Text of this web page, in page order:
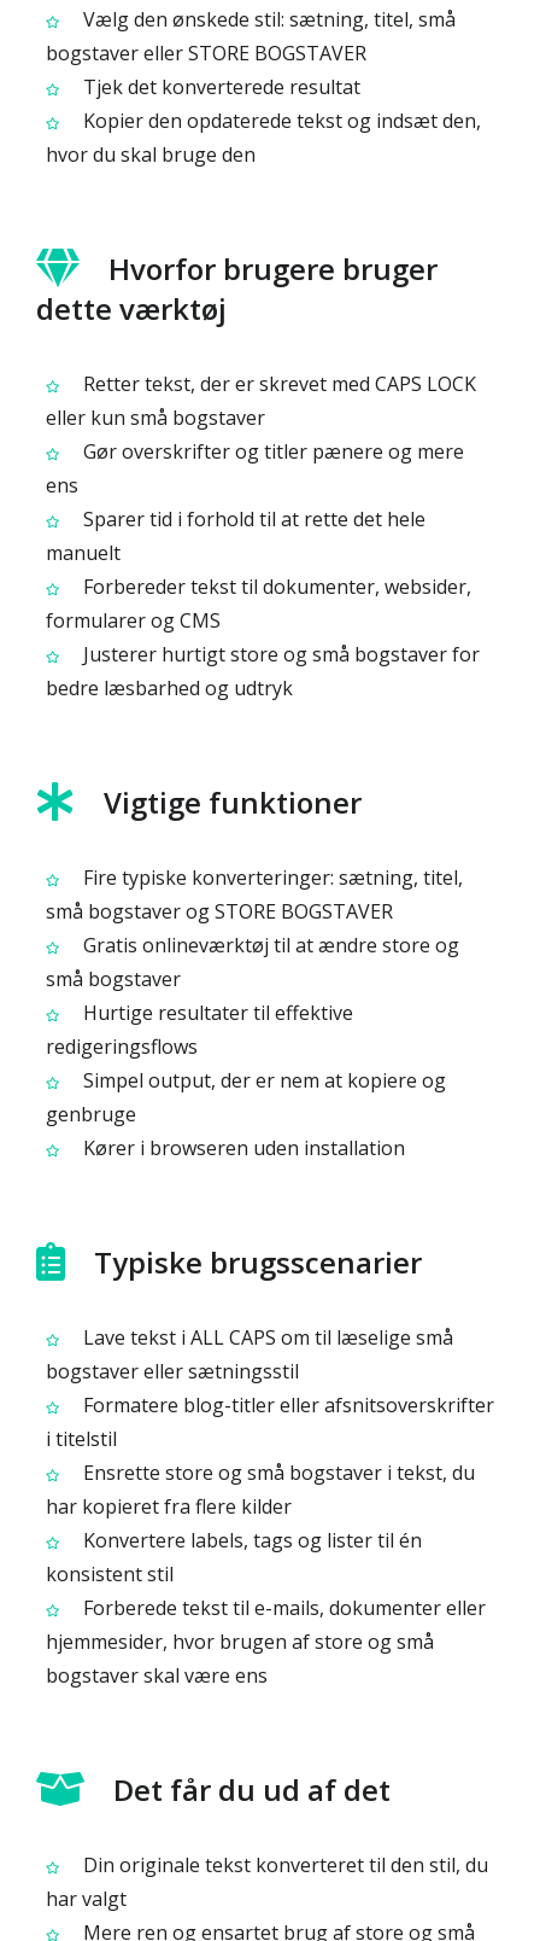
Vælg den ønskede stil: sætning, titel, små
bogstaver eller STORE BOGSTAVER
Tjek det konverterede resultat
Kopier den opdaterede tekst og indsæt den,
hvor du skal bruge den
Hvorfor brugere bruger
dette værktøj
Retter tekst, der er skrevet med CAPS LOCK
eller kun små bogstaver
Gør overskrifter og titler pænere og mere
ens
Sparer tid i forhold til at rette det hele
manuelt
Forbereder tekst til dokumenter, websider,
formularer og CMS
Justerer hurtigt store og små bogstaver for
bedre læsbarhed og udtryk
Vigtige funktioner
Fire typiske konverteringer: sætning, titel,
små bogstaver og STORE BOGSTAVER
Gratis onlineværktøj til at ændre store og
små bogstaver
Hurtige resultater til effektive
redigeringsflows
Simpel output, der er nem at kopiere og
genbruge
Kører i browseren uden installation
Typiske brugsscenarier
Lave tekst i ALL CAPS om til læselige små
bogstaver eller sætningsstil
Formatere blog-titler eller afsnitsoverskrifter
i titelstil
Ensrette store og små bogstaver i tekst, du
har kopieret fra flere kilder
Konvertere labels, tags og lister til én
konsistent stil
Forberede tekst til e-mails, dokumenter eller
hjemmesider, hvor brugen af store og små
bogstaver skal være ens
Det får du ud af det
Din originale tekst konverteret til den stil, du
har valgt
Mere ren og ensartet brug af store og små